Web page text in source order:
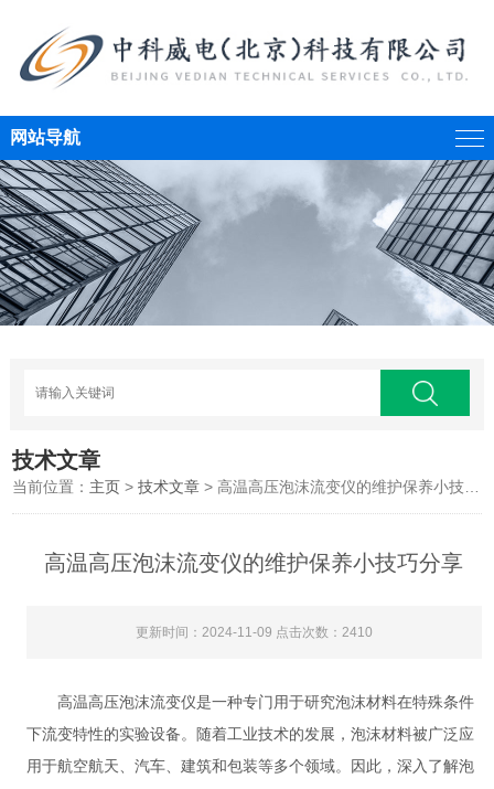
网站导航
技术文章
当前位置： 主页 >技术文章 > 高温高压泡沫流变仪的维护保养小技巧分享
高温高压泡沫流变仪的维护保养小技巧分享
更新时间：2024-11-09 点击次数：2410
高温高压泡沫流变仪是一种专门用于研究泡沫材料在特殊条件
下流变特性的实验设备。随着工业技术的发展，泡沫材料被广泛应
用于航空航天、汽车、建筑和包装等多个领域。因此，深入了解泡